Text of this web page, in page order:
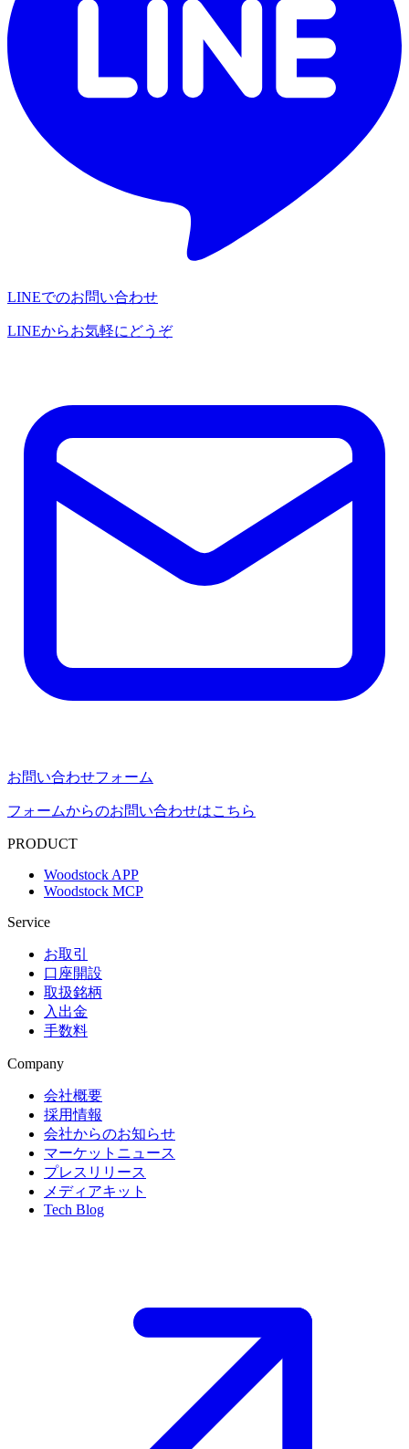
LINEでのお問い合わせ
LINEからお気軽にどうぞ
お問い合わせフォーム
フォームからのお問い合わせはこちら
PRODUCT
Woodstock APP
Woodstock MCP
Service
お取引
口座開設
取扱銘柄
入出金
手数料
Company
会社概要
採用情報
会社からのお知らせ
マーケットニュース
プレスリリース
メディアキット
Tech Blog